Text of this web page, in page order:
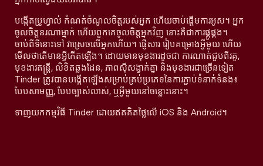
បង្កើតប្រូហ្វាល់ កំណត់ចំណូលចិត្តរបស់អ្នក ហើយចាប់ផ្តើមការអូស។ អ្នក
ចូលចិត្តនរណាម្នាក់ ហើយពួកគេចូលចិត្តអ្នកវិញ នោះគឺជាការផ្គូផ្គង។
ចាប់ពីទីនោះទៅ វាស្រេចលើអ្នកហើយ។ ផ្ញើសារ រៀបគម្រោងអ្វីមួយ ហើយ
មើលថាតើមានអ្វីកើតឡើង។ ដោយមានមុខងារដូចជា ការណាត់ជួបពីរគូ,
មុខងារតន្រ្តី, លិខិតឆ្លងដែន, ភាពស៊ីសង្វាក់គ្នា និងមុខងារជាច្រើនទៀត
Tinder ត្រូវបានបង្កើតឡើងសម្រាប់គ្រប់ប្រភេទនៃការភ្ជាប់ទំនាក់ទំនង៖
បែបសាមញ្ញ, បែបច្បាស់លាស់, ឬអ្វីមួយនៅចន្លោះនោះ។
ទាញយកកម្មវិធី Tinder ដោយឥតគិតថ្លៃលើ iOS និង Android។